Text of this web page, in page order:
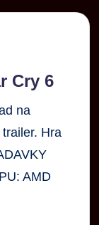
Cry 6
na
Hra
AMD